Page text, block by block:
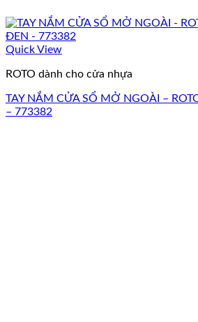
Quick View
ROTO dành cho cửa nhựa
TAY NẮM CỬA SỔ MỞ NGOÀI –
– 773382